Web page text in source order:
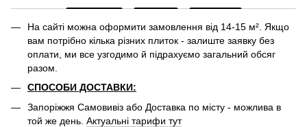
На сайті можна оформити замовлення від 14-15 м². Якщо
вам потрібно кілька різних плиток - залиште заявку без
оплати, ми все узгодимо й підрахуємо загальний обсяг
разом.
СПОСОБИ ДОСТАВКИ:
Запоріжжя Самовивіз або Доставка по місту - можлива в
той же день. Актуальні тарифи тут